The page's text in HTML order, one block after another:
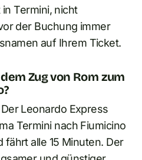
Termini, nicht
der Buchung immer
auf Ihrem Ticket.
Zug von Rom zum
Leonardo Express
Termini nach Fiumicino
alle 15 Minuten. Der